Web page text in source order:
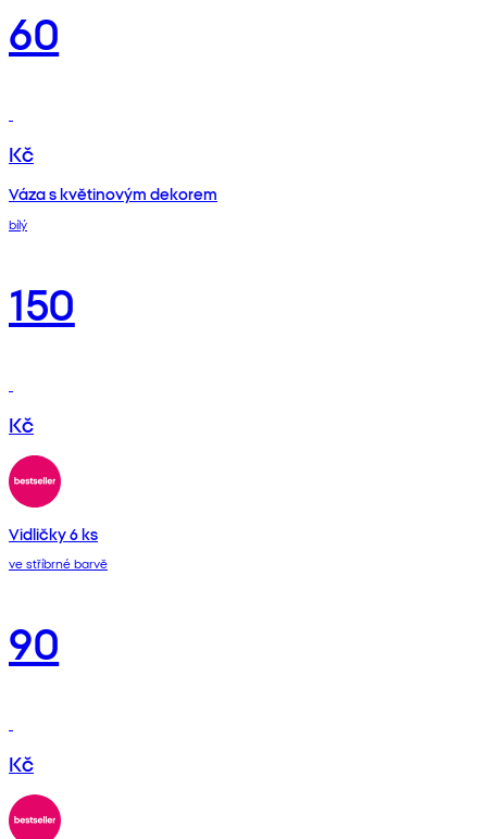
60
Kč
Váza s květinovým dekorem
bílý
150
Kč
Vidličky 6 ks
ve stříbrné barvě
90
Kč